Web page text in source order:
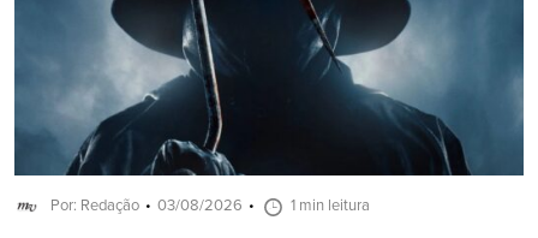
Por: Redação 03/08/2026 1 min leitura